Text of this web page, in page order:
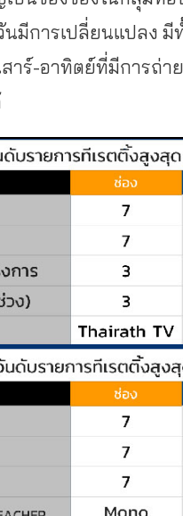
มีการเปลี่ยนแปลง
าร์-อาทิตย์ที่มีการถ่